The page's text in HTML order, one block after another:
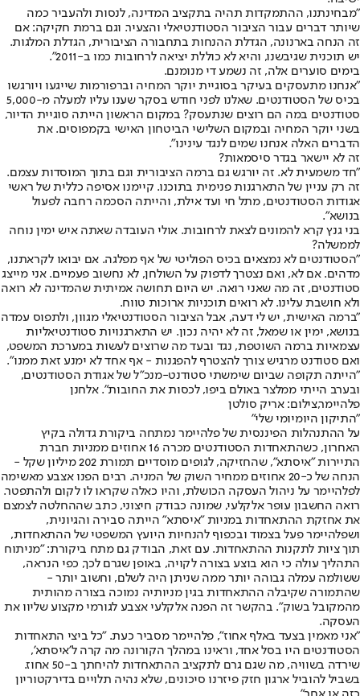
"מבחינתנו, ההתמקדות תהיה בתקציב המדינה, לנסות ולהעביר כמה
שיותר דברים עבור הציבור הסטודנטיאלי והצעיר. וגם ברמת חקיקה: אם
זה הנחה בארנונה, הגדלת ההנחות בתחבורה הציבורית, הגדלת המלגות.
יש תוכנית שגיבשנו, והיא לא כוללת יציאה לרחובות כמו ב-2011".
בימים סוערים אלה, זה נשמע די מנומנם.
"אנחנו מתעסקים בעיקר בסוגיית יוקר המחיה וברפורמות שייגעו ויורגשו
בכיס של הסטודנטים. שאלנו לפני חודש בסקר שענו עליו למעלה מ-5,000
סטודנטים במה הם רוצים שנתעסק? במקום הראשון הייתה סוגיית הדיור,
בשני יוקר המחיה ובמקום השלישי הביטחון האישי בקמפוסים. את
הדברים האלה אנחנו שמים לנגד עינינו".
זה לא יישאר בגדר סיסמאות?
"חד משמעית לא. זה יורגש גם ברמה הציבורית וגם בתוך המוסדות עצמם.
זה רק עניין של התארגנות פנימית בתוכנו. קיימנו אסיפה כללית של ראשי
אגודות הסטודנטים, מתל חי ועד אילת, והייתה הסכמה רחבה לפעול
בנושא".
בני גנץ קרא להמונים לצאת לרחובות. אולי העובדה שאתה איש ימין נוחה
לממשלה?
"הסטודנטים לא נמצאים בכיס הפוליטי של אף מפלגה. אם יבואו לקראתנו,
מדהים. אם לא, ואם נצטרך לדפוק על השולחן, לא נחשוב פעמיים. אני מייצג
סטודנטים, זה מה שאני רואה. יש היום תחושה אמיתית שהמדינה לא רואה
ולא חושבת עלינו. לא רואים תוכניות ארוכות טווח.
"ברמה האישית, יש לי דעה, אבל הציבור הסטודנטיאלי מגוון, ולתפוס עמדה
בנושא, ימין או שמאל, זה לא יהיה נכון. יש התארגנויות סטודנטיאליות
עצמאיות ברמה השוטפת, נגד ובעד מה שרוצים לעשות במערכת המשפט,
ואם סטודנט מרגיש צורך להצטרף להפגנות - אף אחד לא ימנע זאת ממנו".
"הייתה תקופה שביום שימשתי סטודנט-מנכ"ל של אגודת הסטודנטים,
ובערב הייתי ממלצר באולם ביפו, לכסות את החובות". אלחנן
פלהיימר,צילום: אריק סולטן
"התיקון היומיומי שלי"
על ההתנהלות הפיננסית של פלהיימר נמתחה ביקורת גדולה בקיץ
האחרון, כשהתאחדות הסטודנטים מכרה 16 אחוזים ממניות חברת
התיירות "איסתא", שהחזיקה, לגופים מוסדיים תמורת 202 מיליון שקל -
הנחה של כ-20 אחוזים ממחיר השוק של המניה. רבים הפנו אצבע מאשימה
לפלהיימר על ניהול העסקה הכושלת, והיו כאלה שקראו לו לקום ולהתפטר.
רואה החשבון עופר אלקלעי, שמונה כבודק חיצוני, כתב שההחלטה לצמצם
את אחזקת ההתאחדות במניות "איסתא" הייתה סבירה והגיונית,
ושפלהיימר פעל בצמוד ובכפוף להנחיות היועץ המשפטי של ההתאחדות,
תוך ציות לתקנות ההתאחדות. עם זאת, הבודק גם מתח ביקורת: "מניתוח
התהליך עולה כי הוא בוצע בצורה לקויה, באופן שגרם לכך, כפי הנראה,
ששולמה עמלה גבוהה יותר ממה שניתן היה לשלם, וחשוב יותר -
שהתמורה שקיבלה ההתאחדות בגין מניותיה נמוכה בצורה מהותית
מהמקובל בשוק". בהקשר זה הפנה אלקלעי אצבע לגורמי מקצוע שליוו את
העסקה.
"אני מאמין בצעד באלף אחוז", פלהיימר מסביר כעת. "כל ביצי התאחדות
הסטודנטים היו בסל אחד, וראינו במהלך הקורונה מה קרה ל'איסתא',
שירדה בשוויה, מה שגם גרם לתקציב ההתאחדות להיחתך ב-50 אחוז.
בשביל להוביל ארגון חזק פיזרנו סיכונים, שלא נהיה תלויים בדירקטוריון